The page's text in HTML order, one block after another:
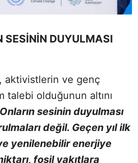
SESİNİN DUYULMASI
aktivistlerin ve genç
talebi olduğunun altını
sesinin duyulması
değil. Geçen yıl ilk
yenilenebilir enerjiye
fosil yakıtlara